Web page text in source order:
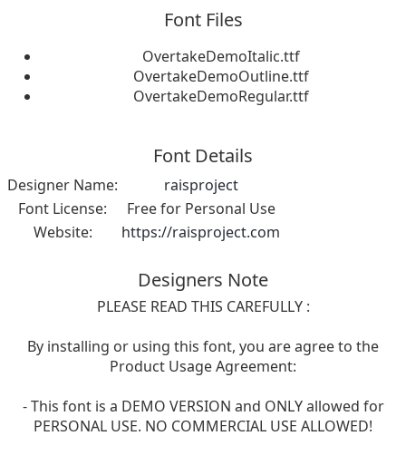
Font Files
OvertakeDemoItalic.ttf
OvertakeDemoOutline.ttf
OvertakeDemoRegular.ttf
Font Details
Designer Name:
raisproject
Font License:
Free for Personal Use
Website:
https://raisproject.com
Designers Note
PLEASE READ THIS CAREFULLY :
By installing or using this font, you are agree to the
Product Usage Agreement:
- This font is a DEMO VERSION and ONLY allowed for
PERSONAL USE. NO COMMERCIAL USE ALLOWED!